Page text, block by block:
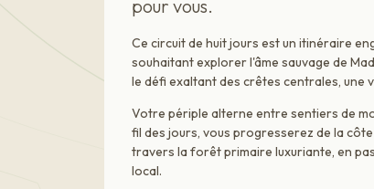
pour vous.
Ce circuit de huit jours est un itinéraire
souhaitant explorer l'âme sauvage de
le défi exaltant des crêtes centrales, une
Votre périple alterne entre sentiers de
fil des jours, vous progresserez de la
travers la forêt primaire luxuriante, en
local.